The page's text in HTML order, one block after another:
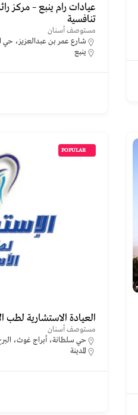
عيادات رام ينبع – مركز
تنافسية
مستوصف أسنان
شارع عمر بن عبدالعزيز، حي
ينبع
POPULAR
العيادة الاستشارية لطب
مستوصف أسنان
حي سلطانة، أبراج غوث،
المدينة